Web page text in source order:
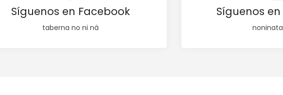
Síguenos en Facebook
taberna no ni ná
Síguenos